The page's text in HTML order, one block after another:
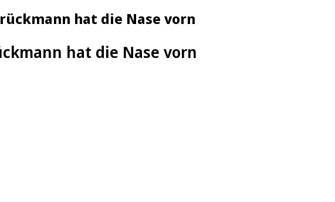
hat die Nase vorn
hat die Nase vorn